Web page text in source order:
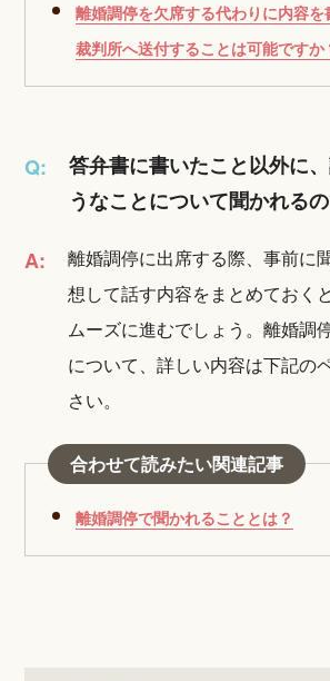
離婚調停を欠席する代わりに内容を
裁判所へ送付することは可能ですか
Q:
答弁書に書いたこと以外に
うなことについて聞かれる
A:
離婚調停に出席する際、事前に
想して話す内容をまとめておく
ムーズに進むでしょう。離婚調
について、詳しい内容は下記の
さい。
合わせて読みたい関連記事
離婚調停で聞かれることとは？